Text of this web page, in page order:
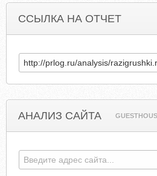
ССЫЛКА НА ОТЧЕТ
АНАЛИЗ САЙТА